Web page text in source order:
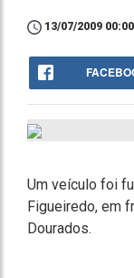
13/07/2009
Um veículo foi
Figueiredo, em
Dourados.